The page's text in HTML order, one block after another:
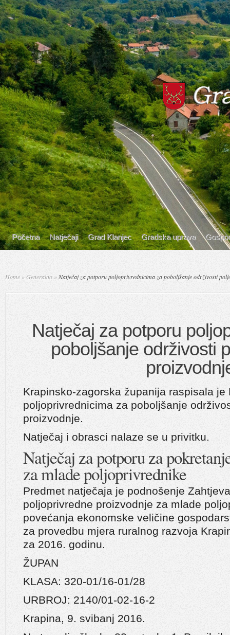
Početna Natječaji Grad Klanjec Gradska uprava
Home »Generalno »Natječaj za potporu poljoprivrednicima za poboljšanje održivosti
Natječaj za potporu
poboljšanje održivosti
Krapinsko-zagorska županija raspisala je
poljoprivrednicima za poboljšanje
proizvodnje.
Natječaj i obrasci nalaze se u privitku.
Natječaj za potporu za
za mlade poljoprivrednike
Predmet natječaja je podnošenje
poljoprivredne proizvodnje za mlade
povećanja ekonomske veličine
za provedbu mjera ruralnog razvoja
za 2016. godinu.
ŽUPAN
KLASA: 320-01/16-01/28
URBROJ: 2140/01-02-16-2
Krapina, 9. svibanj 2016.